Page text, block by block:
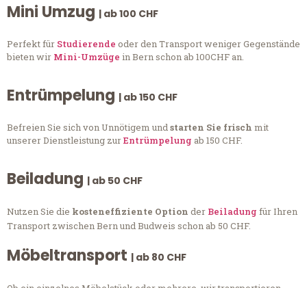
Mini Umzug | ab 100 CHF
Perfekt für Studierende oder den Transport weniger Gegenstände
bieten wir Mini-Umzüge in Bern schon ab 100CHF an.
Entrümpelung | ab 150 CHF
Befreien Sie sich von Unnötigem undstarten Sie frisch mit
unserer Dienstleistung zurEntrümpelung ab 150 CHF.
Beiladung | ab 50 CHF
Nutzen Sie die kosteneffiziente Option der Beiladung für Ihren
Transport zwischen Bern und Budweis schon ab 50 CHF.
Möbeltransport | ab 80 CHF